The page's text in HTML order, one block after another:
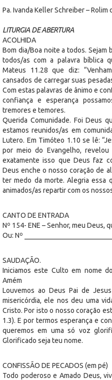
Pa. Ivanda Keller Schreiber – Rolim
LITURGIA DE ABERTURA
ACOLHIDA
Bom dia/Boa noite a todos. Sejam
todos/as com a palavra bíblica
Mateus 11.28 que diz:
cansados de carregar suas
Com estas palavras de ânimo e
confiança e esperança
tremores e temores.
Querida Comunidade. Foi Deus
estamos reunidos/as em
Lutero. Em Timóteo 1.10 se lê:
por meio do Evangelho,
exatamente isso que Deus faz
Deus enche o nosso coração de
ter medo da morte. Alegria essa
animados/as repartir com os
CANTO DE ENTRADA
Nº 154- ENE – Senhor, meu Deus,
Ou: Nº
SAUDAÇÃO.
Iniciamos este Culto em nome
Amém
Louvemos ao Deus Pai de
misericórdia, ele nos deu uma
Cristo. Por isto o nosso coração
1.3). E por termos esperança e
queremos em uma só voz
Glorificado seja teu nome.
CONFISSÃO DE PECADOS (em pé)
Todo poderoso e Amado Deus,